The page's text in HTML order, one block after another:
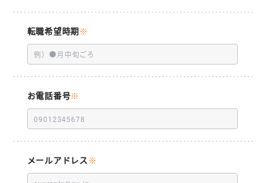
転職希望時期※
お電話番号※
メールアドレス ※